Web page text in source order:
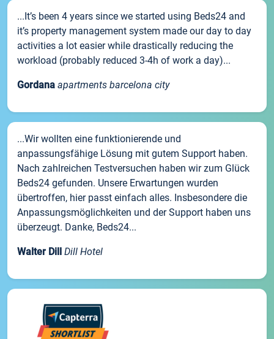
...It’s been 4 years since we started using Beds24 and
it’s property management system made our day to day
activities a lot easier while drastically reducing the
workload (probably reduced 3-4h of work a day)...
Gordana apartments barcelona city
...Wir wollten eine funktionierende und
anpassungsfähige Lösung mit gutem Support haben.
Nach zahlreichen Testversuchen haben wir zum Glück
Beds24 gefunden. Unsere Erwartungen wurden
übertroffen, hier passt einfach alles. Insbesondere die
Anpassungsmöglichkeiten und der Support haben uns
überzeugt. Danke, Beds24...
Walter Dill Dill Hotel